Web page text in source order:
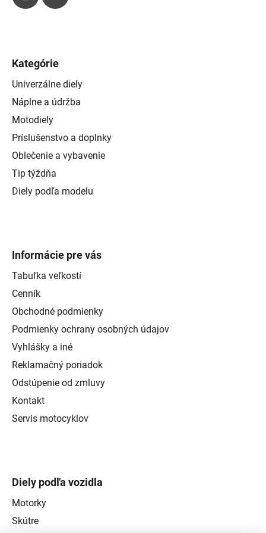
Kategórie
Univerzálne diely
Náplne a údržba
Motodiely
Príslušenstvo a doplnky
Oblečenie a vybavenie
Tip týždňa
Diely podľa modelu
Informácie pre vás
Tabuľka veľkostí
Cenník
Obchodné podmienky
Podmienky ochrany osobných údajov
Vyhlášky a iné
Reklamačný poriadok
Odstúpenie od zmluvy
Kontakt
Servis motocyklov
Diely podľa vozidla
Motorky
Skútre